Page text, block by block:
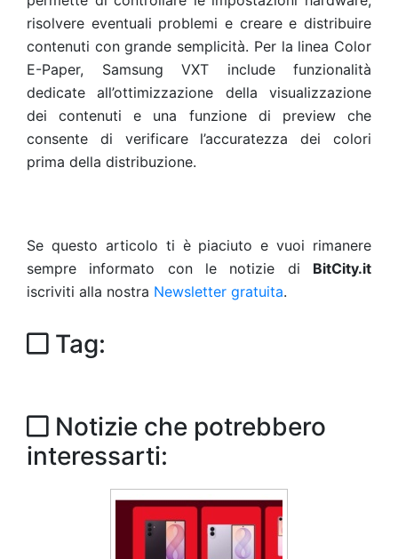
risolvere eventuali problemi e creare e distribuire
contenuti con grande semplicità. Per la linea Color
E-Paper, Samsung VXT include funzionalità
dedicate all’ottimizzazione della visualizzazione
dei contenuti e una funzione di preview che
consente di verificare l’accuratezza dei colori
prima della distribuzione.
Se questo articolo ti è piaciuto e vuoi rimanere
sempre informato con le notizie di BitCity.it
iscriviti alla nostra Newsletter gratuita.
Tag:
Notizie che potrebbero
interessarti: